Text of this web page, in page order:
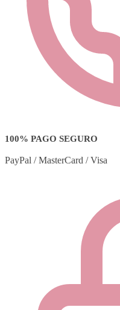
100% PAGO SEGURO
PayPal / MasterCard / Visa